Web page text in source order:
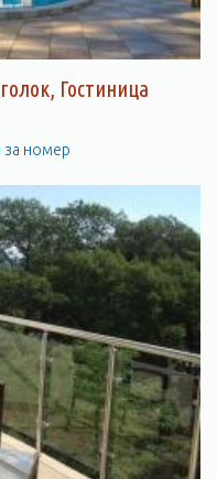
Гостиница
за номер